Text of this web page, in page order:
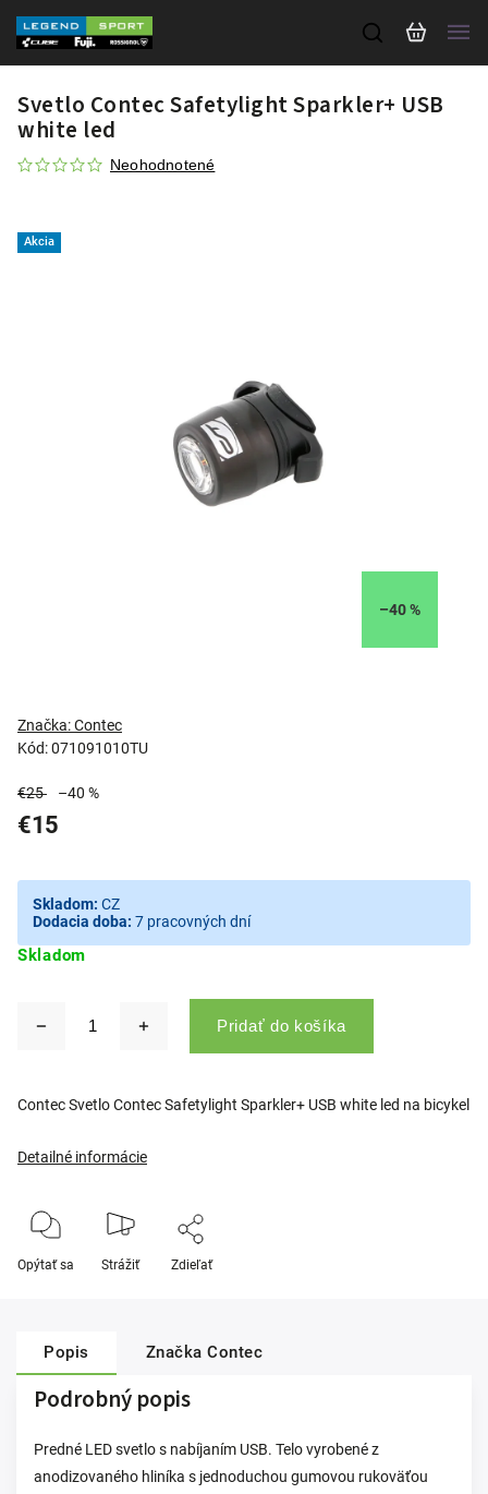
Svetlo Contec Safetylight Sparkler+ USB
white led
Neohodnotené
Akcia
–40 %
Kód:071091010TU
Značka:Contec
€25 –40 %
€15
Skladom
Skladom: CZ
Dodacia doba: 7 pracovných dní
Pridať do košíka
Contec Svetlo Contec Safetylight Sparkler+ USB white led na bicykel
Detailné informácie
Opýtať sa Strážiť Zdieľať
Popis Značka Contec
Podrobný popis
Predné LED svetlo s nabíjaním USB. Telo vyrobené z
anodizovaného hliníka s jednoduchou gumovou rukoväťou